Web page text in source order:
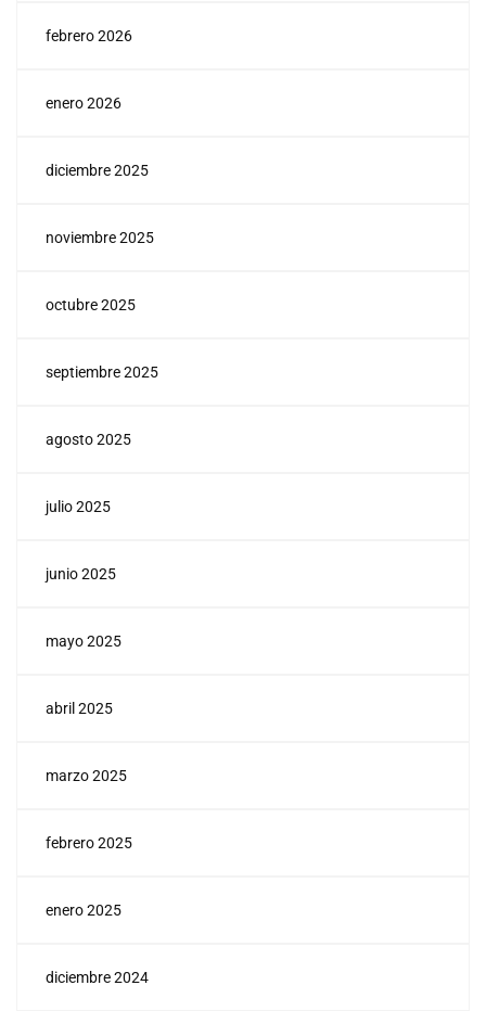
febrero 2026
enero 2026
diciembre 2025
noviembre 2025
octubre 2025
septiembre 2025
agosto 2025
julio 2025
junio 2025
mayo 2025
abril 2025
marzo 2025
febrero 2025
enero 2025
diciembre 2024